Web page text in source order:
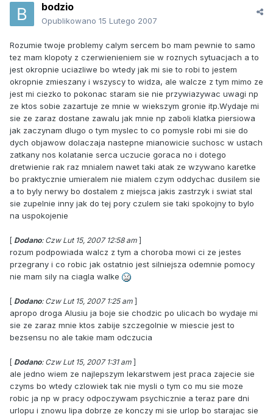
bodzio
Opublikowano 15 Lutego 2007
Rozumie twoje problemy calym sercem bo mam pewnie to samo
tez mam klopoty z czerwienieniem sie w roznych sytuacjach a to
jest okropnie uciazliwe bo wtedy jak mi sie to robi to jestem
okropnie zmieszany i wszyscy to widza, ale walcze z tym mimo ze
jest mi ciezko to pokonac staram sie nie przywiazywac uwagi np
ze ktos sobie zazartuje ze mnie w wiekszym gronie itp.Wydaje mi
sie ze zaraz dostane zawalu jak mnie np zaboli klatka piersiowa
jak zaczynam dlugo o tym myslec to co pomysle robi mi sie do
dych objawow dolaczaja nastepne mianowicie suchosc w ustach
zatkany nos kolatanie serca uczucie goraca no i dotego
dretwienie rak raz mnialem nawet taki atak ze wzywano karetke
bo praktycznie umieralem nie mialem czym oddychac dusilem sie
a to byly nerwy bo dostalem z miejsca jakis zastrzyk i swiat stal
sie zupelnie inny jak do tej pory czulem sie taki spokojny to bylo
na uspokojenie
[ Dodano: Czw Lut 15, 2007 12:58 am ]
rozum podpowiada walcz z tym a choroba mowi ci ze jestes
przegrany i co robic jak ostatnio jest silniejsza odemnie pomocy
nie mam sily na ciagla walke
[ Dodano: Czw Lut 15, 2007 1:25 am ]
apropo droga Alusiu ja boje sie chodzic po ulicach bo wydaje mi
sie ze zaraz mnie ktos zabije szczegolnie w miescie jest to
bezsensu no ale takie mam odczucia
[ Dodano: Czw Lut 15, 2007 1:31 am ]
ale jedno wiem ze najlepszym lekarstwem jest praca zajecie sie
czyms bo wtedy czlowiek tak nie mysli o tym co mu sie moze
robic ja np w pracy odpoczywam psychicznie a teraz pare dni
urlopu i znowu lipa dobrze ze konczy mi sie urlop bo starajac sie